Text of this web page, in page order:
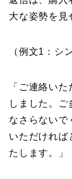
大な姿勢を見
（例文1：シ
「ご連絡い
しました。
なさらないで
いただければ
たします。」